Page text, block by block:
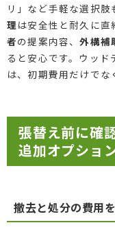
リ」など手軽な選択肢
理 は安全性と耐久に
者の提案内容、外構補
ると安心です。ウッ
は、初期費用だけでな
張替え前に確
追加オプショ
撤去と処分の費用